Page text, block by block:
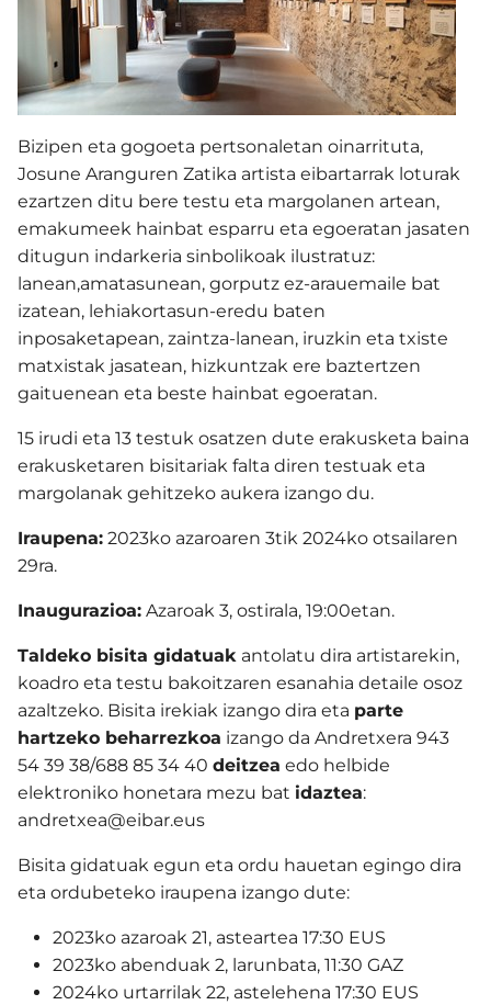
Bizipen eta gogoeta pertsonaletan oinarrituta,
Josune Aranguren Zatika artista eibartarrak loturak
ezartzen ditu bere testu eta margolanen artean,
emakumeek hainbat esparru eta egoeratan jasaten
ditugun indarkeria sinbolikoak ilustratuz:
lanean,amatasunean, gorputz ez-arauemaile bat
izatean, lehiakortasun-eredu baten
inposaketapean, zaintza-lanean, iruzkin eta txiste
matxistak jasatean, hizkuntzak ere baztertzen
gaituenean eta beste hainbat egoeratan.
15 irudi eta 13 testuk osatzen dute erakusketa baina
erakusketaren bisitariak falta diren testuak eta
margolanak gehitzeko aukera izango du.
Iraupena: 2023ko azaroaren 3tik 2024ko otsailaren
29ra.
Inaugurazioa: Azaroak 3, ostirala, 19:00etan.
Taldeko bisita gidatuak antolatu dira artistarekin,
koadro eta testu bakoitzaren esanahia detaile osoz
azaltzeko. Bisita irekiak izango dira eta parte
hartzeko beharrezkoa izango da Andretxera 943
54 39 38/688 85 34 40 deitzea edo helbide
elektroniko honetara mezu bat idaztea:
andretxea@eibar.eus
Bisita gidatuak egun eta ordu hauetan egingo dira
eta ordubeteko iraupena izango dute:
2023ko azaroak 21, asteartea 17:30 EUS
2023ko abenduak 2, larunbata, 11:30 GAZ
2024ko urtarrilak 22, astelehena 17:30 EUS